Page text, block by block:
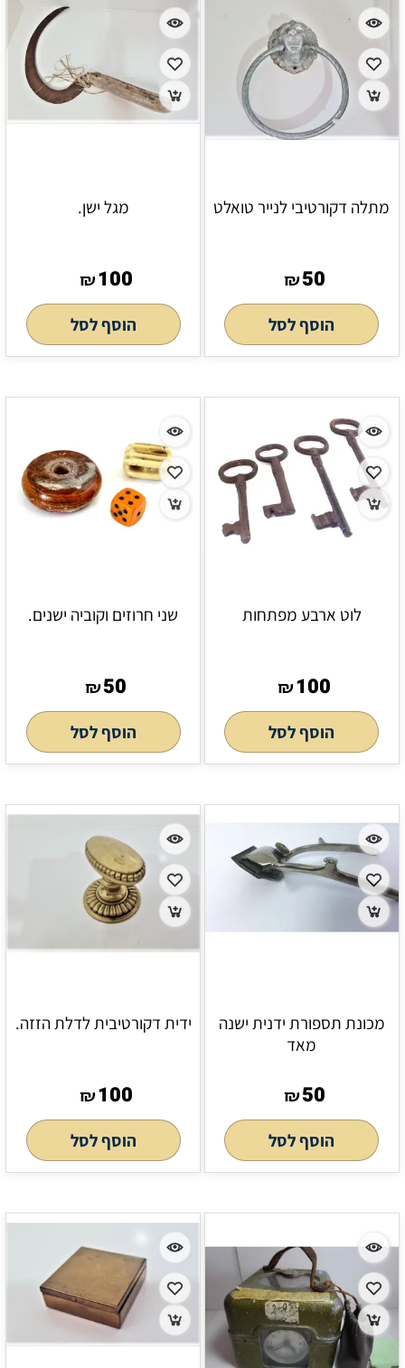
מתלה דקורטיבי לנייר טואלט
₪50
הוסף לסל
מגל ישן.
₪100
הוסף לסל
לוט ארבע מפתחות
₪100
הוסף לסל
שני חרוזים וקוביה ישנים.
₪50
הוסף לסל
מכונת תספורת ידנית ישנה
מאד
₪50
הוסף לסל
ידית דקורטיבית לדלת הזזה.
₪100
הוסף לסל